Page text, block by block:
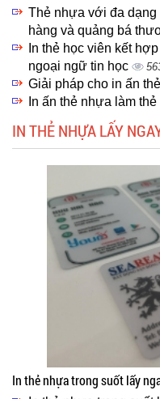
Thẻ nhựa với đa dạng
hàng và quảng bá
In thẻ học viên kết
ngoại ngữ tin học
Giải pháp cho in ấn
In ấn thẻ nhựa làm
IN THẺ NHỰA LẤY
In thẻ nhựa trong suốt lấy